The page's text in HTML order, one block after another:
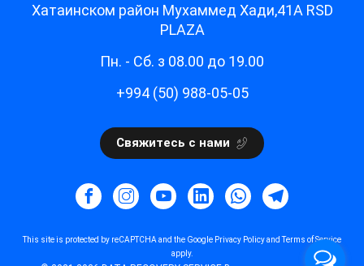
Хатаинском район Мухаммед Хади,41A RSD
PLAZA
Пн. - Cб. з 08.00 до 19.00
+994 (50) 988-05-05
Свяжитесь с нами
This site is protected by reCAPTCHA and the Google Privacy PolicyandTerms of Service
apply.